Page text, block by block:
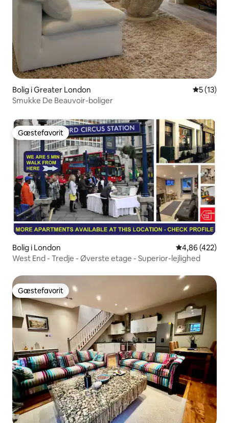
Bolig i Greater London 5 ud af 5
5 (13)
Smukke De Beauvoir-boliger
Gæstefavorit
Gæstefavorit
Bolig i London 4,86 ud af 5 i
4,86 (422)
West End - Tredje - Øverste etage - Superior-lejlighed
Gæstefavorit
Gæstefavorit